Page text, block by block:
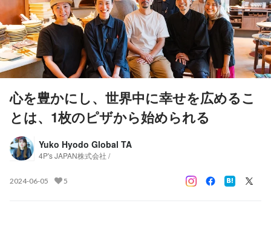
心を豊かにし、世界中に幸せを広めるこ
とは、1枚のピザから始められる
Yuko Hyodo Global TA
4P's JAPAN株式会社 /
2024-06-05 5